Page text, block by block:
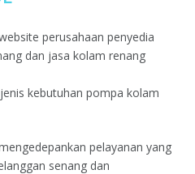
perusahaan penyedia
dan jasa kolam renang
kebutuhan pompa kolam
pelayanan yang
senang dan